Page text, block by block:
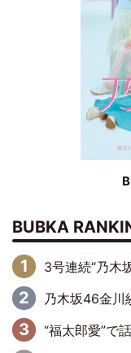
BUBKA
3号連続“乃木坂46祭り” ラスト
乃木坂46金川
“福太郎愛”で話題…乃木坂